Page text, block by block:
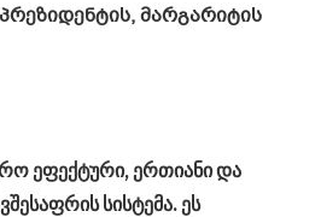
მარგარიტის
ეფექტური, ერთიანი და
სისტემა. ეს